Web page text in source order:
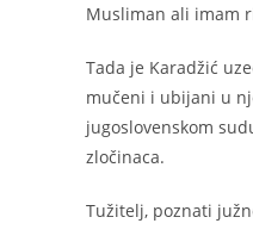
Musliman ali imam
Tada je Karadžić
mučeni i ubijani u
jugoslovenskom
zločinaca.
Tužitelj, poznati